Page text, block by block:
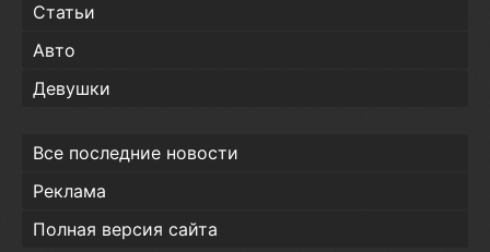
Статьи
Авто
Девушки
Все последние новости
Реклама
Полная версия сайта